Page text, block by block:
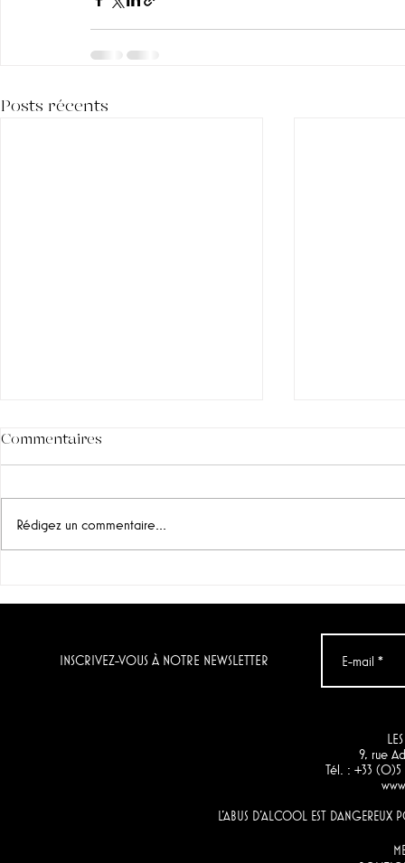
Posts récents
Commentaires
Rédigez un commentaire...
INSCRIVEZ-VOUS À NOTRE NEWSLETTER
9, rue
Tél. : +33
L'ABUS D'ALCOOL EST DANGEREUX